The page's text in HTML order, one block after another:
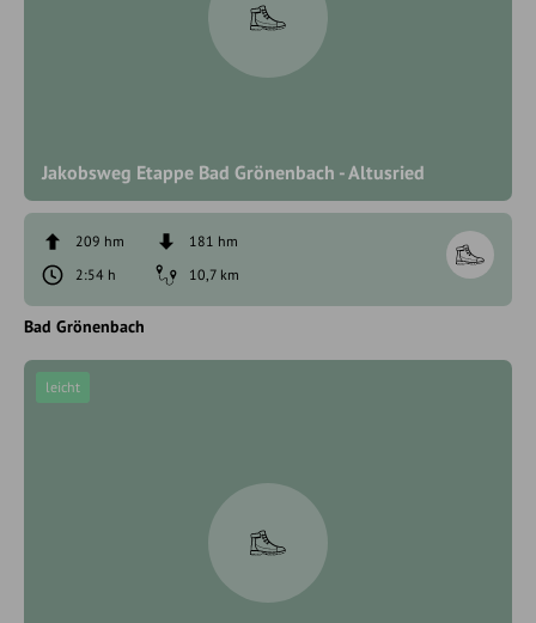
Jakobsweg Etappe Bad Grönenbach - Altusried
209 hm
181 hm
2:54 h
10,7 km
Bad Grönenbach
leicht